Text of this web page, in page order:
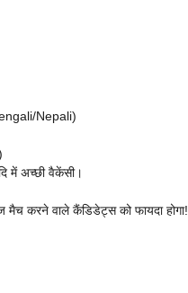
Nepali)
में अच्छी वैकेंसी।
करने वाले कैंडिडेट्स को फायदा होगा!